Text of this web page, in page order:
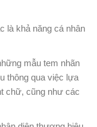
là khả năng cá nhân
mẫu tem nhãn
thông qua việc lựa
chữ, cũng như các